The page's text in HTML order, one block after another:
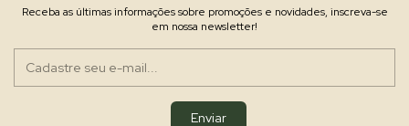
Receba as últimas informações sobre promoções e novidades, inscreva-se
em nossa newsletter!